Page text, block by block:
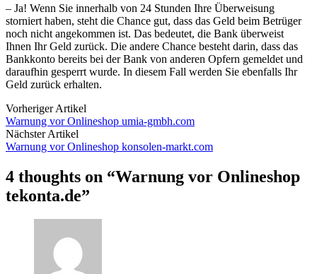
– Ja! Wenn Sie innerhalb von 24 Stunden Ihre Überweisung
storniert haben, steht die Chance gut, dass das Geld beim Betrüger
noch nicht angekommen ist. Das bedeutet, die Bank überweist
Ihnen Ihr Geld zurück. Die andere Chance besteht darin, dass das
Bankkonto bereits bei der Bank von anderen Opfern gemeldet und
daraufhin gesperrt wurde. In diesem Fall werden Sie ebenfalls Ihr
Geld zurück erhalten.
Vorheriger Artikel
Warnung vor Onlineshop umia-gmbh.com
Nächster Artikel
Warnung vor Onlineshop konsolen-markt.com
4 thoughts on “Warnung vor Onlineshop
tekonta.de”